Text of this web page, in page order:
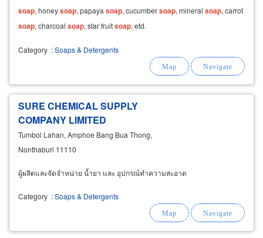
soap, honeysoap, papaya soap, cucumbersoap, mineral soap, carrot
soap, charcoal soap, star fruitsoap, etd.
Category :Soaps & Detergents
SURE CHEMICAL SUPPLY
COMPANY LIMITED
Tumbol Lahan, Amphoe Bang Bua Thong,
Nonthaburi 11110
ผู้ผลิตและจัดจำหน่าย น้ำยา และ อุปกรณ์ทำความสะอาด
Category :Soaps & Detergents